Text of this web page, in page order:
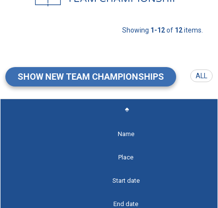
Showing 1-12of 12items.
ALL
SHOW NEW TEAM CHAMPIONSHIPS
Name
Place
Start date
End date